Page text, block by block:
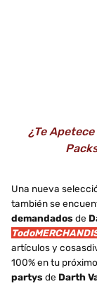
¿Te
Una nueva
también se
demandados de
artículos y
100% en tu
partys de Darth